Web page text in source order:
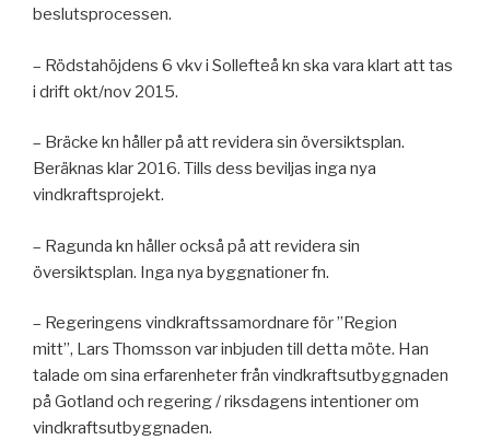
beslutsprocessen.
– Rödstahöjdens 6 vkv i Sollefteå kn ska vara klart att tas
i drift okt/nov 2015.
– Bräcke kn håller på att revidera sin översiktsplan.
Beräknas klar 2016. Tills dess beviljas inga nya
vindkraftsprojekt.
– Ragunda kn håller också på att revidera sin
översiktsplan. Inga nya byggnationer fn.
– Regeringens vindkraftssamordnare för ”Region
mitt”, Lars Thomsson var inbjuden till detta möte. Han
talade om sina erfarenheter från vindkraftsutbyggnaden
på Gotland och regering / riksdagens intentioner om
vindkraftsutbyggnaden.